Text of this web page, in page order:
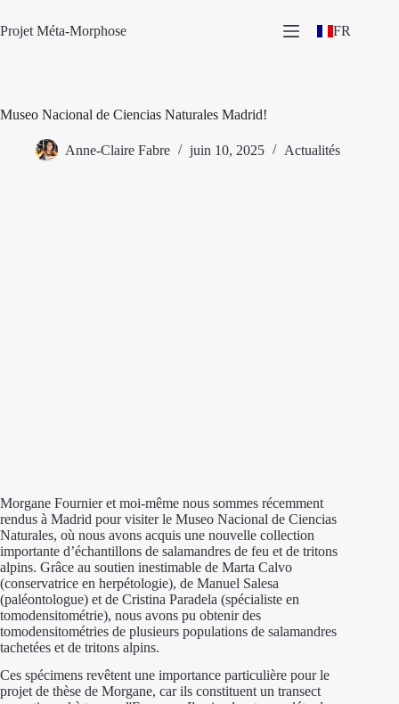
au
contenu
Projet Méta-Morphose FR
Museo Nacional de Ciencias Naturales Madrid!
Anne-Claire Fabre juin 10, 2025 Actualités
Morgane Fournier et moi-même nous sommes récemment
rendus à Madrid pour visiter le Museo Nacional de Ciencias
Naturales, où nous avons acquis une nouvelle collection
importante d’échantillons de salamandres de feu et de tritons
alpins. Grâce au soutien inestimable de Marta Calvo
(conservatrice en herpétologie), de Manuel Salesa
(paléontologue) et de Cristina Paradela (spécialiste en
tomodensitométrie), nous avons pu obtenir des
tomodensitométries de plusieurs populations de salamandres
tachetées et de tritons alpins.
Ces spécimens revêtent une importance particulière pour le
projet de thèse de Morgane, car ils constituent un transect